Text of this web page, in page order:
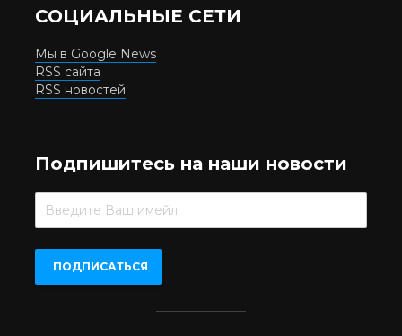
СОЦИАЛЬНЫЕ СЕТИ
Мы в Google News
RSS сайта
RSS новостей
Подпишитесь на наши новости